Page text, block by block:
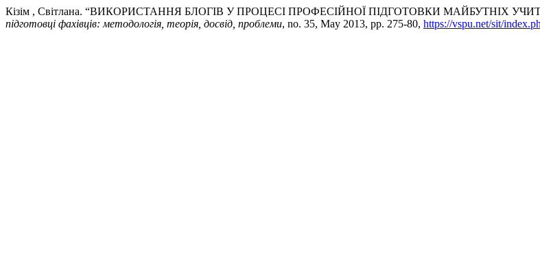
Кізім , Світлана. “ВИКОРИСТАННЯ БЛОГІВ У ПРОЦЕСІ ПРОФЕСІЙНОЇ ПІДГОТОВКИ МАЙБУТНІХ
підготовці фахівців: методологія, теорія, досвід, проблеми, no. 35, May 2013, pp. 275-80, https://vspu.net/sit/